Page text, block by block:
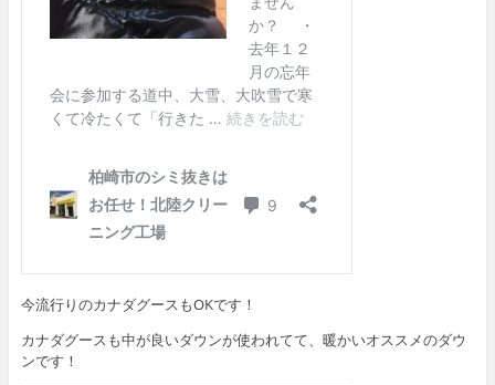
今流行りのカナダグースもOKです！
カナダグースも中が良いダウンが使われてて、暖かいオススメのダウ
ンです！